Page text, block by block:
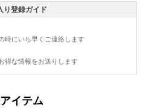
り登録ガイド
時にいち早くご連絡します
得な情報をお送りします
イテム